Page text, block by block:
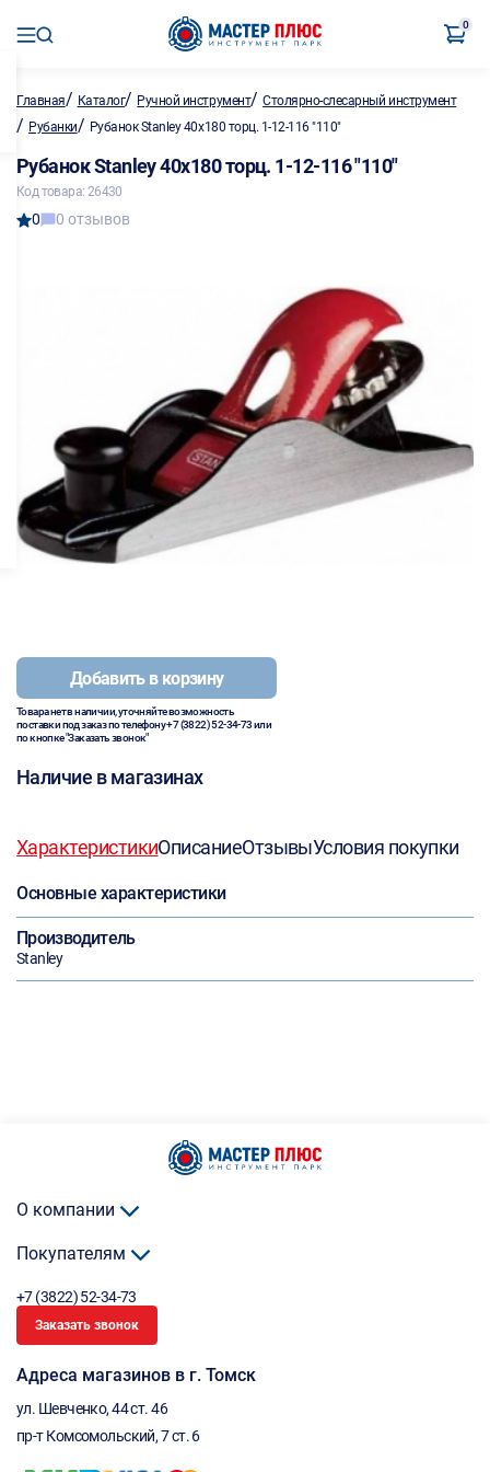
0
Главная/ Каталог/ Ручной инструмент/Столярно-слесарный инструмент
/ Рубанки/ Рубанок Stanley 40х180 торц. 1-12-116 "110"
Рубанок Stanley 40х180 торц. 1-12-116 "110"
Код товара: 26430
0 0 отзывов
Добавить в корзину
Товара нет в наличии, уточняйте возможность
поставки под заказ по телефону+7 (3822) 52-34-73или
по кнопке "Заказать звонок"
Наличие в магазинах
ХарактеристикиОписаниеОтзывыУсловия покупки
Основные характеристики
Производитель
Stanley
О компании
Покупателям
+7 (3822) 52-34-73
Заказать звонок
Адреса магазинов в г. Томск
ул. Шевченко, 44 ст. 46
пр-т Комсомольский, 7 ст. 6